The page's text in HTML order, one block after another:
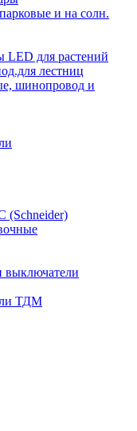
и на солн.
LED для растений
лестниц
шинопровод и
(Schneider)
выключатели
ТДМ